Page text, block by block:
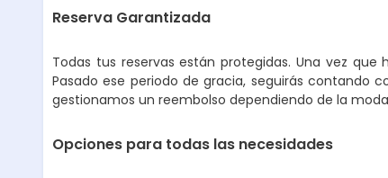
Reserva Garantizada
Todas tus reservas están protegidas. Una vez
Pasado ese periodo de gracia, seguirás contando
gestionamos un reembolso dependiendo de la
Opciones para todas las necesidades